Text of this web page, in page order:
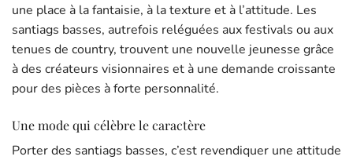
une place à la fantaisie, à la texture et à l’attitude. Les
santiags basses, autrefois reléguées aux festivals ou aux
tenues de country, trouvent une nouvelle jeunesse grâce
à des créateurs visionnaires et à une demande croissante
pour des pièces à forte personnalité.
Une mode qui célèbre le caractère
Porter des santiags basses, c’est revendiquer une attitude